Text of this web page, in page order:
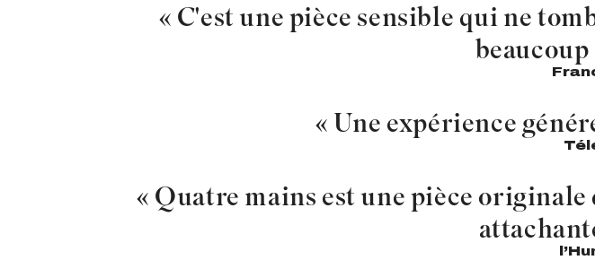
« C'est une pièce sensible qui ne
« Une expérience
« Quatre mains est une pièce